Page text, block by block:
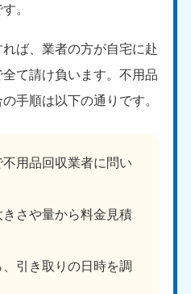
。
ば、業者の方が自宅に赴
て請け負います。不用品
手順は以下の通りです。
用品回収業者に問い
さや量から料金見積
引き取りの日時を調